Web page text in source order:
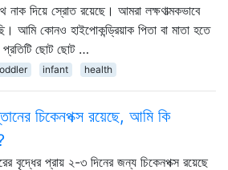
নাক দিয়ে স্রোত রয়েছে। আমরা লক্ষণাত্মকভাবে
আমি কোনও হাইপোকন্ড্রিয়াক পিতা বা মাতা হতে
প্রতিটি ছোট ছোট …
infant health
চিকেনপক্স রয়েছে, আমি কি
বৃদ্ধের প্রায় ২-৩ দিনের জন্য চিকেনপক্স রয়েছে